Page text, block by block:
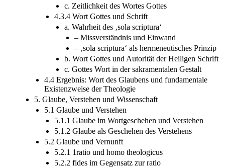
c. Zeitlichkeit des Wortes Gottes
4.3.4 Wort Gottes und Schrift
a. Wahrheit des ‚sola scriptura‘
– Missverständnis und Einwand
– ‚sola scriptura‘ als hermeneutisches Prinzip
b. Wort Gottes und Autorität der Heiligen Schrift
c. Gottes Wort in der sakramentalen Gestalt
4.4 Ergebnis: Wort des Glaubens und fundamentale
Existenzweise der Theologie
5. Glaube, Verstehen und Wissenschaft
5.1 Glaube und Verstehen
5.1.1 Glaube im Wortgeschehen und Verstehen
5.1.2 Glaube als Geschehen des Verstehens
5.2 Glaube und Vernunft
5.2.1 1ratio und homo theologicus
5.2.2 fides im Gegensatz zur ratio